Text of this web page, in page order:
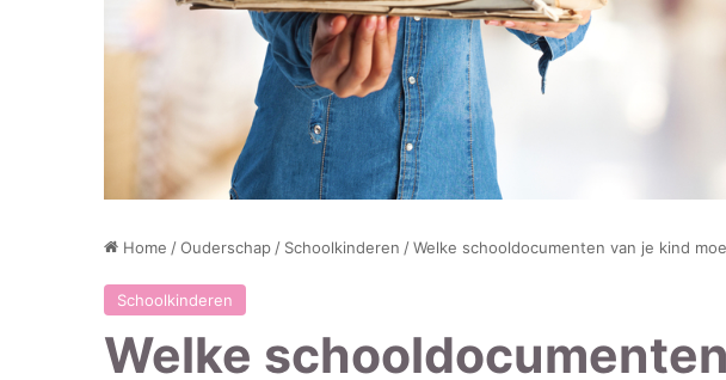
Home /Ouderschap / Schoolkinderen /Welke schooldocumenten van je kind
Schoolkinderen
Welke